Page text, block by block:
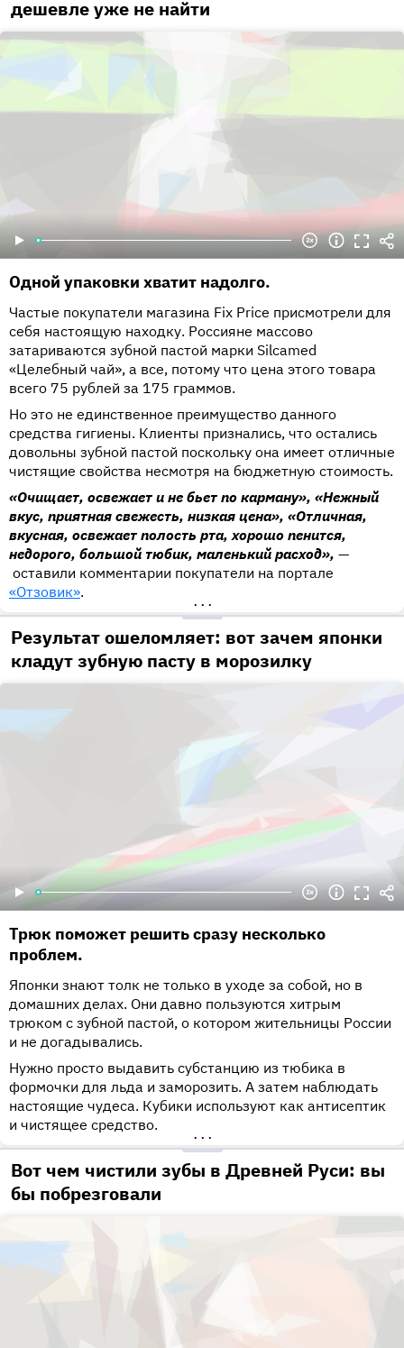
дешевле уже не найти
Одной упаковки хватит надолго.
Частые покупатели магазина Fix Price присмотрели для
себя настоящую находку. Россияне массово
затариваются зубной пастой марки Silcamed
«Целебный чай», а все, потому что цена этого товара
всего 75 рублей за 175 граммов.
Но это не единственное преимущество данного
средства гигиены. Клиенты признались, что остались
довольны зубной пастой поскольку она имеет отличные
чистящие свойства несмотря на бюджетную стоимость.
«Очищает, освежает и не бьет по карману», «Нежный
вкус, приятная свежесть, низкая цена», «Отличная,
вкусная, освежает полость рта, хорошо пенится,
недорого, большой тюбик, маленький расход», —
оставили комментарии покупатели на портале
«Отзовик».
•••
Результат ошеломляет: вот зачем японки
кладут зубную пасту в морозилку
Трюк поможет решить сразу несколько
проблем.
Японки знают толк не только в уходе за собой, но в
домашних делах. Они давно пользуются хитрым
трюком с зубной пастой, о котором жительницы России
и не догадывались.
Нужно просто выдавить субстанцию из тюбика в
формочки для льда и заморозить. А затем наблюдать
настоящие чудеса. Кубики используют как антисептик
и чистящее средство.
•••
Вот чем чистили зубы в Древней Руси: вы
бы побрезговали